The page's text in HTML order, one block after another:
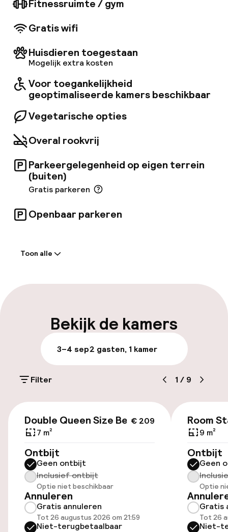
belangrijkste winkelstraat (Floriańska), het
Fitnessruimte / gym
Gratis wifi
Huisdieren toegestaan
Mogelijk extra kosten
Voor toegankelijkheid
geoptimaliseerde kamers beschikbaar
Vegetarische opties
Overal rookvrij
Parkeergelegenheid op eigen terrein
(buiten)
Gratis parkeren
Openbaar parkeren
Vroeg inchecken mogelijk
Laat uitchecken mogelijk
Bagageruimte
Parkeergelegenheid op eigen terrein
(buiten)
Parkeerservice
Openbaar parkeren
Luchthavenshuttle
Toon alle
Bekijk de kamers
3–4 sep2 gasten, 1 kamer
Filter 1 / 9
€ 209
Double Queen Size Bed
7 m²
Ontbijt
Geen ontbijt
Inclusief ontbijt
Optie niet beschikbaar
Annuleren
Gratis annuleren
Tot 26 augustus 2026 om 21:59
Niet-terugbetaalbaar
Room
9 m²
Ontbijt
Geen
Optie
Gratis
Tot 26
Niet-